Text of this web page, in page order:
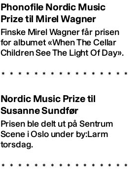
Phonofile Nordic Music
Prize til Mirel Wagner
Finske Mirel Wagner får prisen
for albumet «When The Cellar
Children See The Light Of Day».
Nordic Music Prize til
Susanne Sundfør
Prisen ble delt ut på Sentrum
Scene i Oslo under by:Larm
torsdag.